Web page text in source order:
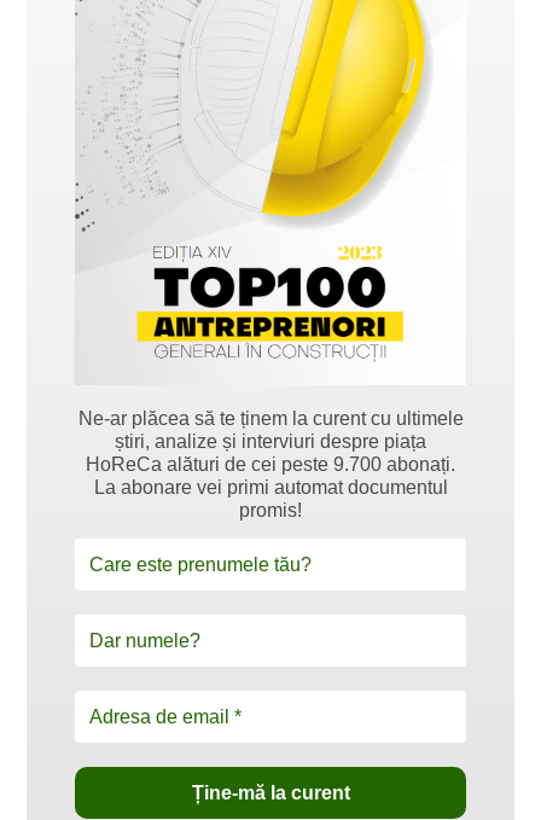
Ne-ar plăcea să te ținem la curent cu ultimele
știri, analize și interviuri despre piața
HoReCa alături de cei peste 9.700 abonați.
La abonare vei primi automat documentul
promis!